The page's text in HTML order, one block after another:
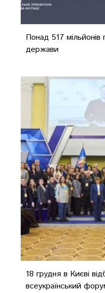
Понад 517
держави
18 грудня в Києві
всеукраїнський